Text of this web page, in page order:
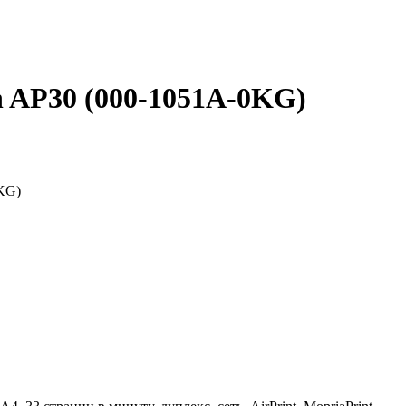
(000-1051A-0KG)